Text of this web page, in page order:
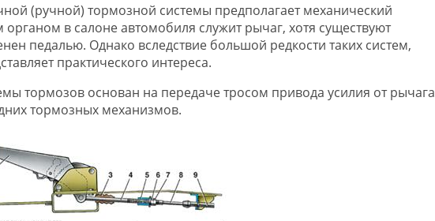
(ручной) тормозной системы предполагает механический
в салоне автомобиля служит рычаг, хотя существуют
педалью. Однако вследствие большой редкости таких систем,
практического интереса.
тормозов основан на передаче тросом привода усилия от рычага
тормозных механизмов.